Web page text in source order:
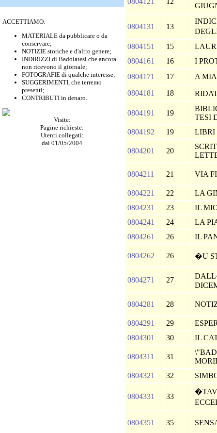
ACCETTIAMO:
MATERIALE da pubblicare o da
conservare;
NOTIZIE storiche e d'altro genere;
INDIRIZZI di Badolatesi che ancora
non ricevono il giornale;
FOTOGRAFIE di qualche interesse;
SUGGERIMENTI, che terremo
presenti;
CONTRIBUTI in denaro.
Visite:
Pagine richieste:
Utenti collegati:
dal 01/05/2004
0804131 13
0804151
15
0804161
16
I
0804171
17
A
0804181
18
0804191 19
TESI
0804192
19 LIBRI
0804201 20
0804211 21 VIA
0804221 22
LA
0804231
23
IL
0804241
24
LA
0804261
26 IL
0804262 26 �U
0804271 27
0804281 28
0804291 29
0804301
30 IL
0804311 31
0804321
32
0804331 33
0804351 35